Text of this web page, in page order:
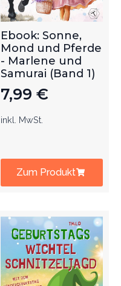
Ebook: Sonne,
Mond und Pferde
- Marlene und
Samurai (Band 1)
7,99 €
inkl. MwSt.
Zum Produkt